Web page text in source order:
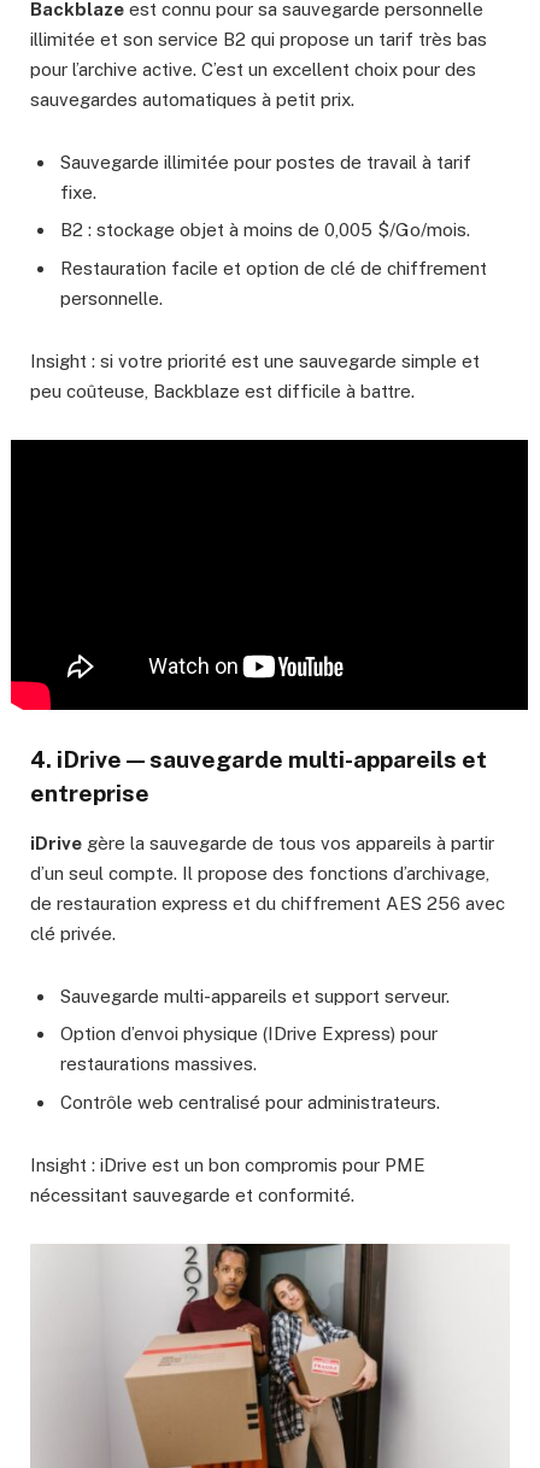
Backblaze est connu pour sa sauvegarde personnelle
illimitée et son service B2 qui propose un tarif très bas
pour l’archive active. C’est un excellent choix pour des
sauvegardes automatiques à petit prix.
Sauvegarde illimitée pour postes de travail à tarif
fixe.
B2 : stockage objet à moins de 0,005 $/Go/mois.
Restauration facile et option de clé de chiffrement
personnelle.
Insight : si votre priorité est une sauvegarde simple et
peu coûteuse, Backblaze est difficile à battre.
4. iDrive — sauvegarde multi-appareils et
entreprise
iDrive gère la sauvegarde de tous vos appareils à partir
d’un seul compte. Il propose des fonctions d’archivage,
de restauration express et du chiffrement AES 256 avec
clé privée.
Sauvegarde multi-appareils et support serveur.
Option d’envoi physique (IDrive Express) pour
restaurations massives.
Contrôle web centralisé pour administrateurs.
Insight : iDrive est un bon compromis pour PME
nécessitant sauvegarde et conformité.